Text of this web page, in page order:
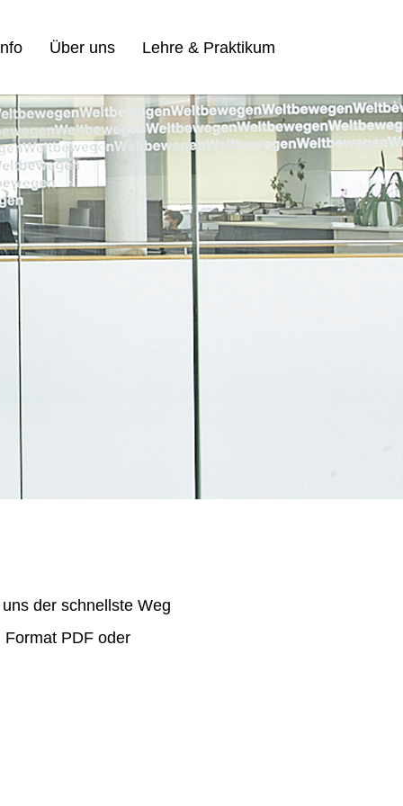
Über uns Lehre & Praktikum
der schnellste Weg
PDF oder